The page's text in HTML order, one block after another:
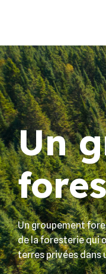
Un
Un groupement
de la foresterie qui
terres privées dans